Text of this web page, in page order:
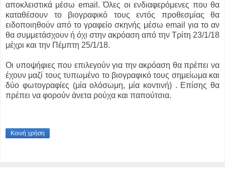
αποκλειστικά μέσω email. Όλες οι ενδιαφερόμενες που θα
καταθέσουν το βιογραφικό τους εντός προθεσμίας θα
ειδοποιηθούν από το γραφείο σκηνής μέσω email για το αν
θα συμμετάσχουν ή όχι στην ακρόαση από την Τρίτη 23/1/18
μέχρι και την Πέμπτη 25/1/18.
Οι υποψήφιες που επιλεγούν για την ακρόαση θα πρέπει να
έχουν μαζί τους τυπωμένο το βιογραφικό τους σημείωμα και
δύο φωτογραφίες (μία ολόσωμη, μία κοντινή) . Επίσης θα
πρέπει να φορούν άνετα ρούχα και παπούτσια.
Κοινή χρήση